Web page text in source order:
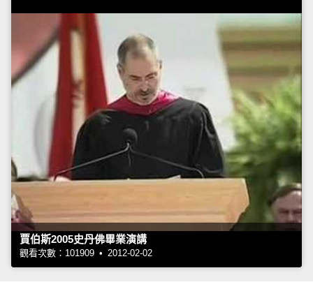
賈伯斯2005史丹佛畢業演講
觀看次數：101909 • 2012-02-02